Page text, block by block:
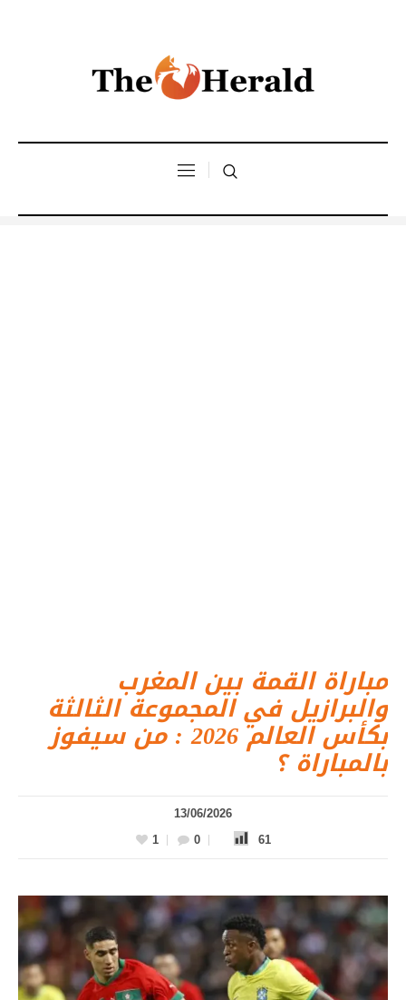
مباراة القمة بين المغرب
والبرازيل في المجموعة الثالثة
بكأس العالم 2026 : من سيفوز
بالمباراة ؟
13/06/2026
1
0 61